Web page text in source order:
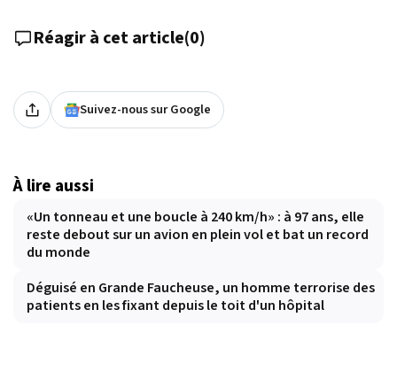
Réagir à cet article(0)
Suivez-nous sur Google
À lire aussi
«Un tonneau et une boucle à 240 km/h» : à 97 ans, elle
reste debout sur un avion en plein vol et bat un record
du monde
Déguisé en Grande Faucheuse, un homme terrorise des
patients en les fixant depuis le toit d'un hôpital